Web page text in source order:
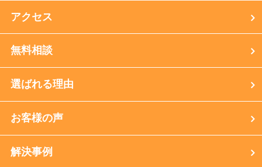
アクセス
無料相談
選ばれる理由
お客様の声
解決事例